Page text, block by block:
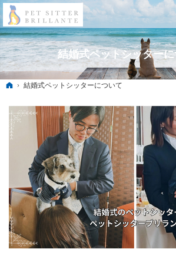
結婚式ペットシッター
ホーム
結婚式ペットシッターについて